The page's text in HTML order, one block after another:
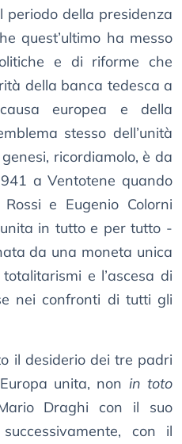
della presidenza
quest’ultimo ha messo
e di riforme che
della banca tedesca a
europea e della
stesso dell’unità
ricordiamolo, è da
a Ventotene quando
e Eugenio Colorni
in tutto e per tutto -
da una moneta unica
e l’ascesa di
nei confronti di tutti gli
il desiderio dei tre padri
unita, non in toto
Draghi con il suo
con il